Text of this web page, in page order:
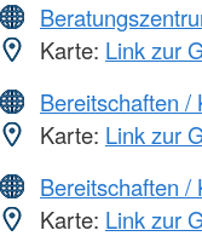
Karte: Link zur
Bereitschaften /
Karte: Link zur
Bereitschaften /
Karte: Link zur